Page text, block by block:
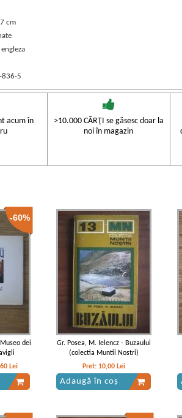
cm
836-5
acum în
>10.000 CĂRŢI se găsesc doar la
noi în magazin
-60%
dei
Lei
Gr. Posea, M. Ielencz - Buzaului
(colectia Muntii Nostri)
Pret: 10,00 Lei
Adaugă în coș